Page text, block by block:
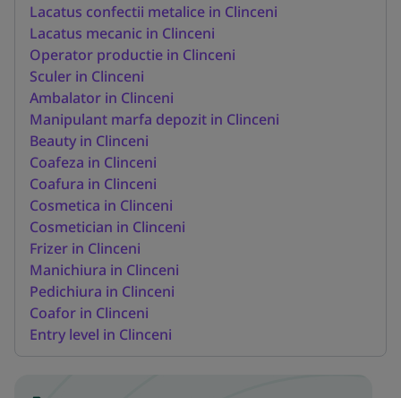
Lacatus confectii metalice in Clinceni
Lacatus mecanic in Clinceni
Operator productie in Clinceni
Sculer in Clinceni
Ambalator in Clinceni
Manipulant marfa depozit in Clinceni
Beauty in Clinceni
Coafeza in Clinceni
Coafura in Clinceni
Cosmetica in Clinceni
Cosmetician in Clinceni
Frizer in Clinceni
Manichiura in Clinceni
Pedichiura in Clinceni
Coafor in Clinceni
Entry level in Clinceni